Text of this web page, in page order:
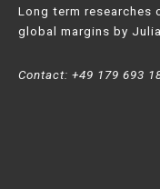
Long term researches
global margins by
Contact: +49 179 693